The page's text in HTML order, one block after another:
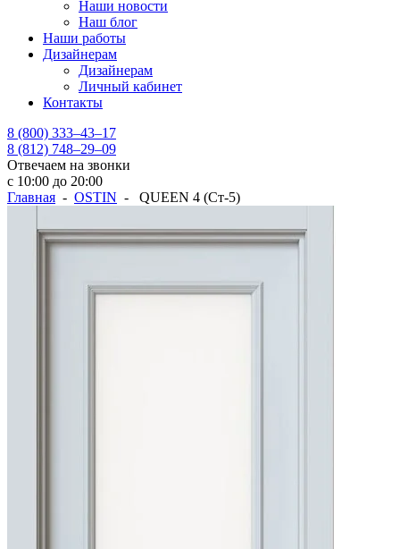
Наши новости
Наш блог
Наши работы
Дизайнерам
Дизайнерам
Личный кабинет
Контакты
8 (800) 333–43–17
8 (812) 748–29–09
Отвечаем на звонки
с 10:00 до 20:00
Главная - OSTIN - QUEEN 4 (Ст-5)